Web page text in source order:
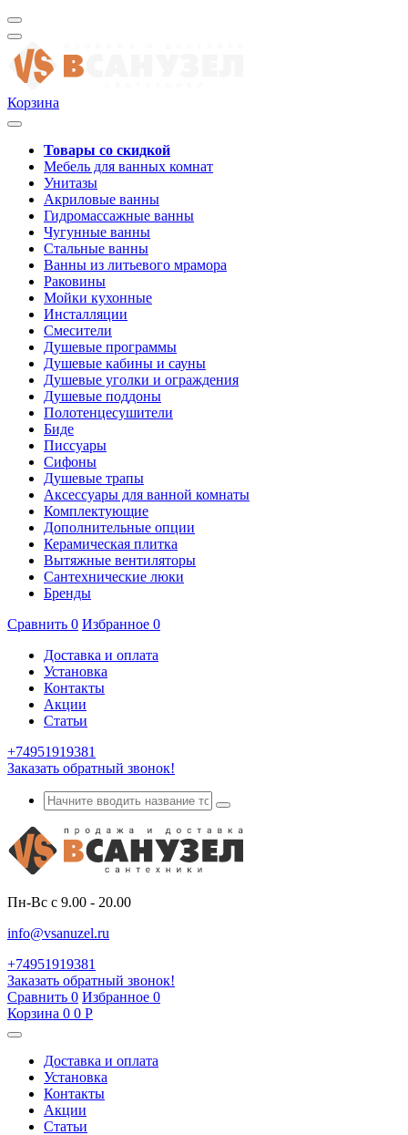
Корзина
Товары со скидкой
Мебель для ванных комнат
Унитазы
Акриловые ванны
Гидромассажные ванны
Чугунные ванны
Стальные ванны
Ванны из литьевого мрамора
Раковины
Мойки кухонные
Инсталляции
Смесители
Душевые программы
Душевые кабины и сауны
Душевые уголки и ограждения
Душевые поддоны
Полотенцесушители
Биде
Писсуары
Сифоны
Душевые трапы
Аксессуары для ванной комнаты
Комплектующие
Дополнительные опции
Керамическая плитка
Вытяжные вентиляторы
Сантехнические люки
Бренды
Сравнить 0 Избранное 0
Доставка и оплата
Установка
Контакты
Акции
Статьи
+74951919381
Заказать обратный звонок!
Пн-Вс с 9.00 - 20.00
info@vsanuzel.ru
+74951919381
Заказать обратный звонок!
Сравнить 0 Избранное 0
Корзина 0 0 Р
Доставка и оплата
Установка
Контакты
Акции
Статьи